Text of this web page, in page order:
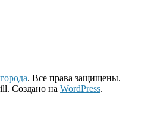
. Все права защищены.
Создано на WordPress.